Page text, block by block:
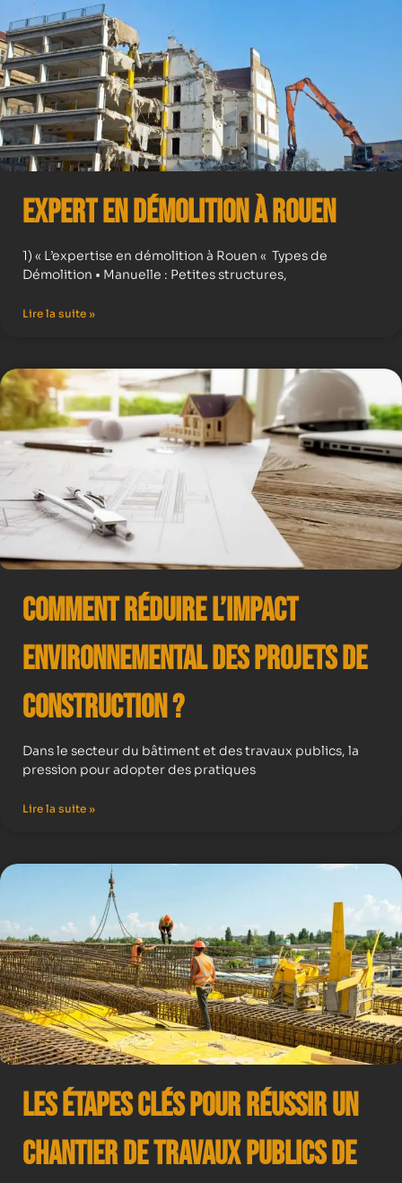
Expert en démolition à Rouen
1) « L’expertise en démolition à Rouen « Types de
Démolition • Manuelle : Petites structures,
Lire la suite »
Comment Réduire l’Impact
Environnemental des Projets de
Construction ?
Dans le secteur du bâtiment et des travaux publics, la
pression pour adopter des pratiques
Lire la suite »
Les Étapes Clés pour Réussir un
Chantier de Travaux Publics de